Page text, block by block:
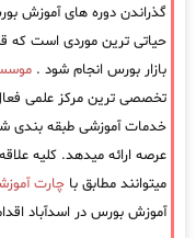
گذراندن دوره های آموزش
حیاتی ترین موردی است که
بازار بورس انجام شود .
تخصصی ترین مرکز علمی
خدمات آموزشی طبقه بندی
عرصه ارائه میدهد. کلیه
میتوانند مطابق با چارت
آموزش بورس در اسدآباد